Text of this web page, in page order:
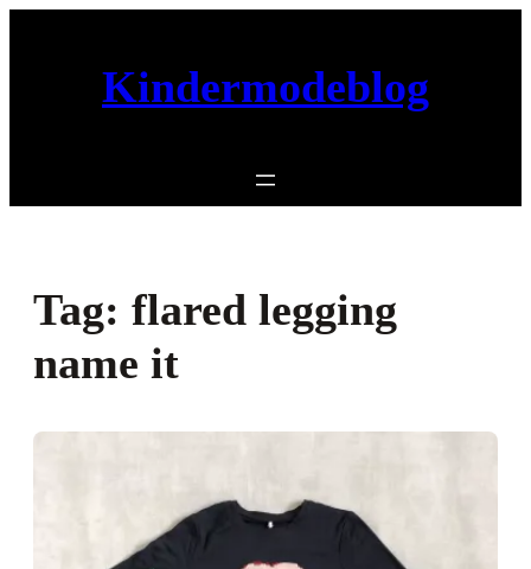
Kindermodeblog
Tag: flared legging
name it